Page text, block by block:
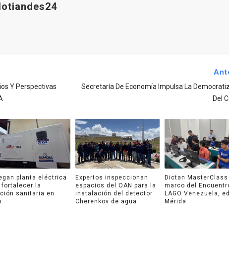
Y Perspectivas
Secretaría De Economía Impulsa La
Del
planta eléctrica
fortalecer la
sanitaria en
Expertos inspeccionan
espacios del OAN para la
instalación del detector
Cherenkov de agua
Dictan MasterClass
marco del
LAGO Venezuela,
Mérida